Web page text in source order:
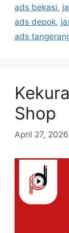
ads bekasi,
ads depok,
ads
Shop
April 27, 2026